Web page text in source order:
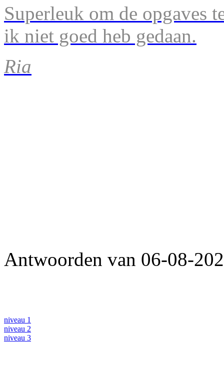
Superleuk om de opgaves
ik niet goed heb gedaan.
Ria
Antwoorden van 06-08-
niveau 1
niveau 2
niveau 3